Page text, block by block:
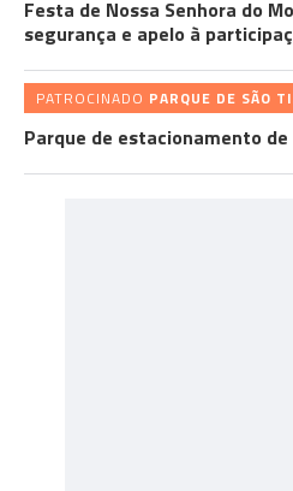
Festa de Nossa Senhora do
segurança e apelo à
PATROCINADO PARQUE DE SÃO
Parque de estacionamento de